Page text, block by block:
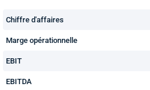
Chiffre d'affaires
Marge opérationnelle
EBIT
EBITDA